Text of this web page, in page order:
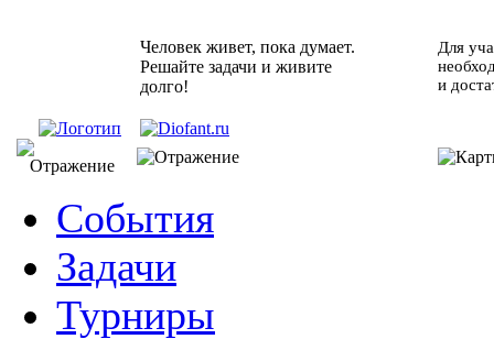
Человек живет, пока думает.
Решайте задачи и живите
долго!
Для
и
События
Задачи
Турниры